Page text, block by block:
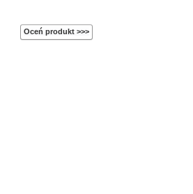
Oceń produkt >>>